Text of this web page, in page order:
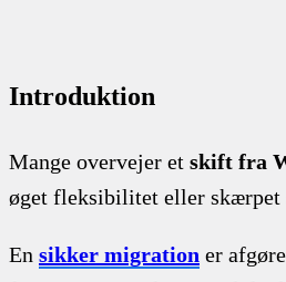
Introduktion
Mange overvejer et skift fra
øget fleksibilitet eller skærpet
En sikker migration er